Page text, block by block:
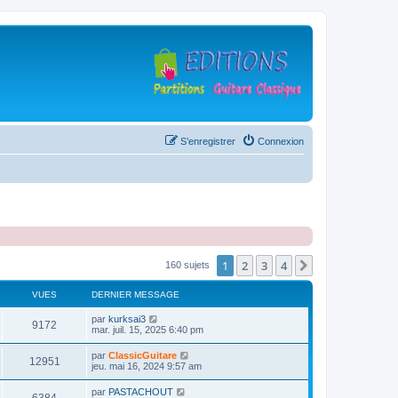
Connexion
S’enregistrer
160 sujets 1 2 3 4
VUES DERNIER MESSAGE
9172
u
D
e
i
e
r
m
par kurksai3
mar. juil. 15, 2025 6:40 pm
12951
u
D
e
par ClassicGuitare
jeu. mai 16, 2024 9:57 am
D
par PASTACHOUT